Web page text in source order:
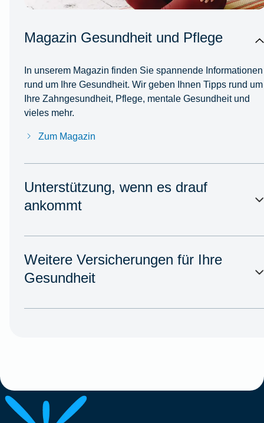
Magazin Gesundheit und Pflege
In unserem Magazin finden Sie spannende Informationen
rund um Ihre Gesundheit. Wir geben Ihnen Tipps rund um
Ihre Zahngesundheit, Pflege, mentale Gesundheit und
vieles mehr.
Zum Magazin
Unterstützung, wenn es drauf
ankommt
Weitere Versicherungen für Ihre
Gesundheit